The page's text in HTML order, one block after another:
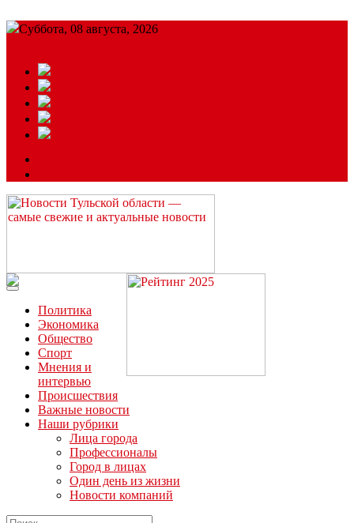
Суббота, 08 августа, 2026
Читайте последние новости дня в Тульской области на сайте
“ЗаНовомосковск”
Политика
Экономика
Общество
Спорт
Мнения и
интервью
Происшествия
Важные новости
Наши рубрики
Лица города
Профессионалы
Город в лицах
Один день из жизни
Новости компаний